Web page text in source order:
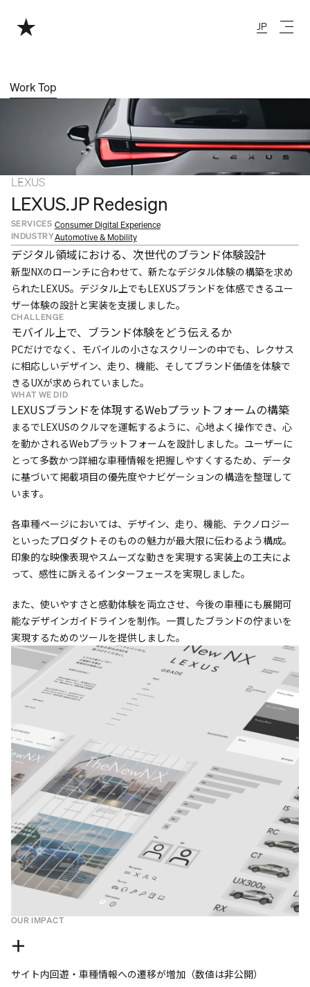
Work Top
LEXUS
LEXUS.JP Redesign
SERVICES Consumer Digital Experience
INDUSTRYAutomotive & Mobility
デジタル領域における、次世代のブランド体験設計
新型NXのローンチに合わせて、新たなデジタル体験の構築を求め
られたLEXUS。デジタル上でもLEXUSブランドを体感できるユー
ザー体験の設計と実装を支援しました。
CHALLENGE
モバイル上で、ブランド体験をどう伝えるか
PCだけでなく、モバイルの小さなスクリーンの中でも、レクサス
に相応しいデザイン、走り、機能、そしてブランド価値を体験で
きるUXが求められていました。
WHAT WE DID
LEXUSブランドを体現するWebプラットフォームの構築
まるでLEXUSのクルマを運転するように、心地よく操作でき、心
を動かされるWebプラットフォームを設計しました。ユーザーに
とって多数かつ詳細な車種情報を把握しやすくするため、データ
に基づいて掲載項目の優先度やナビゲーションの構造を整理して
います。
各車種ページにおいては、デザイン、走り、機能、テクノロジー
といったプロダクトそのものの魅力が最大限に伝わるよう構成。
印象的な映像表現やスムーズな動きを実現する実装上の工夫によ
って、感性に訴えるインターフェースを実現しました。
また、使いやすさと感動体験を両立させ、今後の車種にも展開可
能なデザインガイドラインを制作。一貫したブランドの佇まいを
実現するためのツールを提供しました。
OUR IMPACT
+
サイト内回遊・車種情報への遷移が増加（数値は非公開）
JPJapanese